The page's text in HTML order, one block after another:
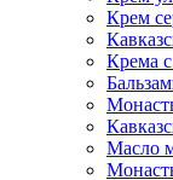
Крем
Крема
Масло